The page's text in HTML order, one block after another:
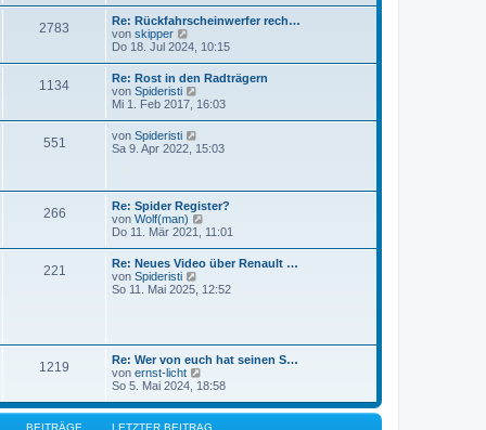
r
a
e
s
t
e
r
B
i
t
a
g
2783
Re: Rückfahrscheinwerfer rech…
von skipper
e
s
t
e
r
B
e
r
a
g
Do 18. Jul 2024, 10:15
1134
Re: Rost in den Radträgern
von Spideristi
e
s
t
B
e
i
t
r
a
g
Mi 1. Feb 2017, 16:03
551 von Spideristi
e
t
e
r
B
e
i
Sa 9. Apr 2022, 15:03
266
Re: Spider Register?
von Wolf(man)
e
e
s
t
e
i
t
a
g
Do 11. Mär 2021, 11:01
221
Re: Neues Video über Renault …
von Spideristi
e
r
B
e
i
t
So 11. Mai 2025, 12:52
1219
Re: Wer von euch hat seinen S…
von ernst-licht
e
e
s
So 5. Mai 2024, 18:58
BEITRÄGE LETZTER BEITRAG